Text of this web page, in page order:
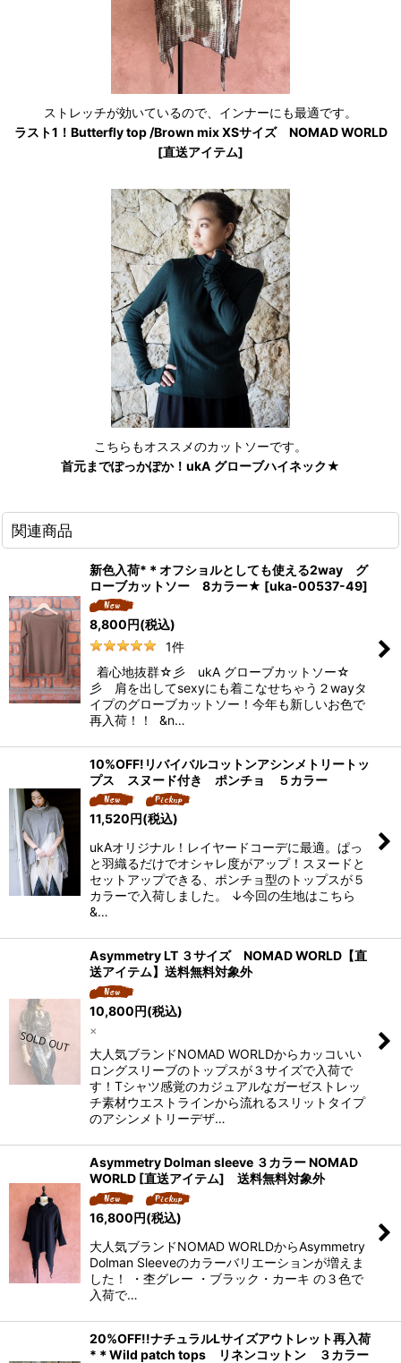
ストレッチが効いているので、インナーにも最適です。
ラスト1！Butterfly top /Brown mix XSサイズ NOMAD WORLD
[直送アイテム]
こちらもオススメのカットソーです。
首元までぽっかぽか！ukA グローブハイネック★
関連商品
新色入荷*＊オフショルとしても使える2way グ
ローブカットソー 8カラー★ [uka-00537-49]
8,800円(税込)
1件
着心地抜群☆彡 ukA グローブカットソー☆
彡 肩を出してsexyにも着こなせちゃう２wayタ
イプのグローブカットソー！今年も新しいお色で
再入荷！！ &n…
10%OFF!リバイバルコットンアシンメトリートッ
プス スヌード付き ポンチョ ５カラー
11,520円(税込)
ukAオリジナル！レイヤードコーデに最適。ぱっ
と羽織るだけでオシャレ度がアップ！スヌードと
セットアップできる、ポンチョ型のトップスが５
カラーで入荷しました。 ↓今回の生地はこちら
&…
Asymmetry LT ３サイズ NOMAD WORLD【直
送アイテム】送料無料対象外
10,800円(税込)
×
大人気ブランドNOMAD WORLDからカッコいい
ロングスリーブのトップスが３サイズで入荷で
す！Tシャツ感覚のカジュアルなガーゼストレッ
チ素材ウエストラインから流れるスリットタイプ
のアシンメトリーデザ…
Asymmetry Dolman sleeve ３カラー NOMAD
WORLD [直送アイテム] 送料無料対象外
16,800円(税込)
大人気ブランドNOMAD WORLDからAsymmetry
Dolman Sleeveのカラーバリエーションが増えま
した！ ・杢グレー ・ブラック・カーキ の３色で
入荷で…
20%OFF!!ナチュラルLサイズアウトレット再入荷
*＊Wild patch tops リネンコットン ３カラー